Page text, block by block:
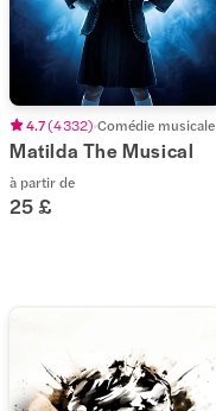
4.7(4 332) Comédie musicale
Matilda The Musical
à partir de
25 £